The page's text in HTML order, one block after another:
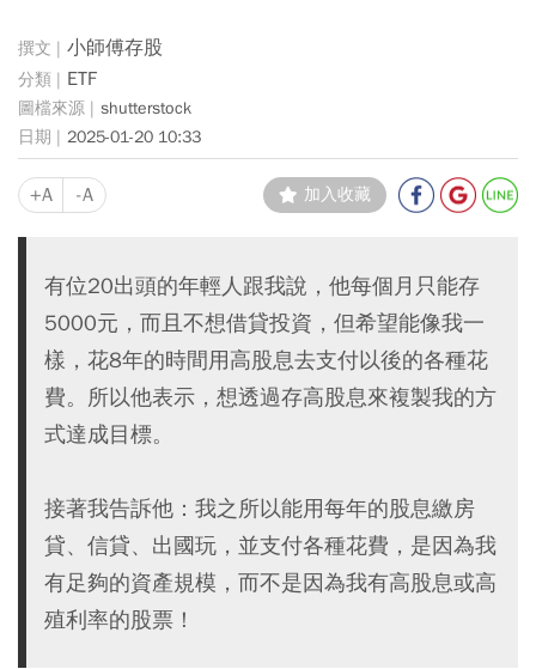
小師傅存股
ETF
shutterstock
2025-01-20 10:33
+A -A 加入收藏
有位20出頭的年輕人跟我說，他每個月只能存
5000元，而且不想借貸投資，但希望能像我一
樣，花8年的時間用高股息去支付以後的各種花
費。所以他表示，想透過存高股息來複製我的方
式達成目標。
接著我告訴他：我之所以能用每年的股息繳房
貸、信貸、出國玩，並支付各種花費，是因為我
有足夠的資產規模，而不是因為我有高股息或高
殖利率的股票！